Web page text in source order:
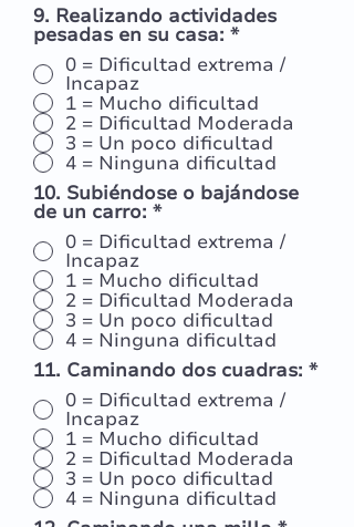
9. Realizando actividades
pesadas en su casa: *
0 = Dificultad extrema /
Incapaz
1 = Mucho dificultad
2 = Dificultad Moderada
3 = Un poco dificultad
4 = Ninguna dificultad
10. Subiéndose o bajándose
de un carro: *
0 = Dificultad extrema /
Incapaz
1 = Mucho dificultad
2 = Dificultad Moderada
3 = Un poco dificultad
4 = Ninguna dificultad
11. Caminando dos cuadras: *
0 = Dificultad extrema /
Incapaz
1 = Mucho dificultad
2 = Dificultad Moderada
3 = Un poco dificultad
4 = Ninguna dificultad